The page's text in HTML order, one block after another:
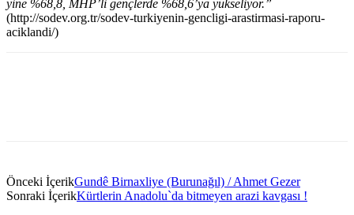
yine %68,8, MHP’li gençlerde %68,6’ya yükseliyor.”
(http://sodev.org.tr/sodev-turkiyenin-gencligi-arastirmasi-raporu-
aciklandi/)
Önceki İçerikGundê Birnaxliye (Burunağıl) / Ahmet Gezer
Sonraki İçerikKürtlerin Anadolu`da bitmeyen arazi kavgası !